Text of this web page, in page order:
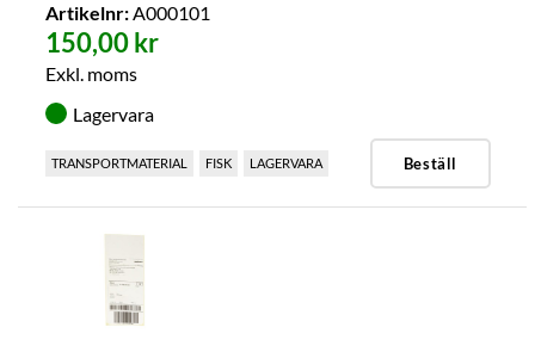
Artikelnr:A000101
150,00 kr
Exkl. moms
Lagervara
TRANSPORTMATERIAL FISK LAGERVARA Beställ